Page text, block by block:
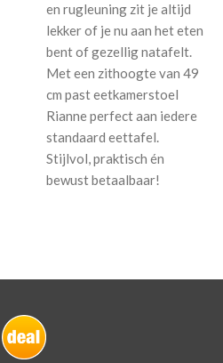
en rugleuning zit je altijd
lekker of je nu aan het eten
bent of gezellig natafelt.
Met een zithoogte van 49
cm past eetkamerstoel
Rianne perfect aan iedere
standaard eettafel.
Stijlvol, praktisch én
bewust betaalbaar!